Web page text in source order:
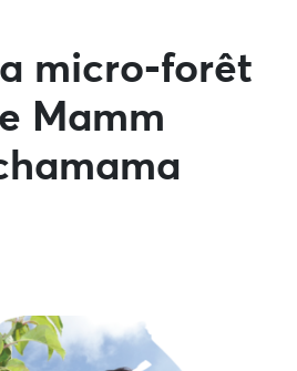
micro-forêt
Mamm